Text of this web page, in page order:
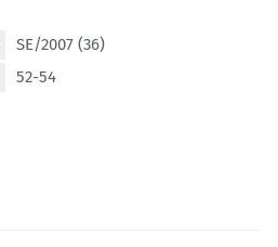
SE/2007 (36)
52-54